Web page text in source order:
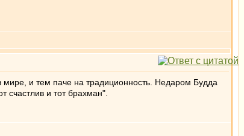
мире, и тем паче на традиционность. Недаром Будда
счастлив и тот брахман".